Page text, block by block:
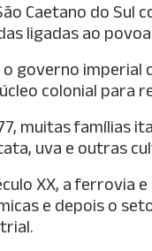
Caetano do Sul
ligadas ao
o governo
colonial para
muitas famílias
uva e outras
XX, a ferrovia
e depois o